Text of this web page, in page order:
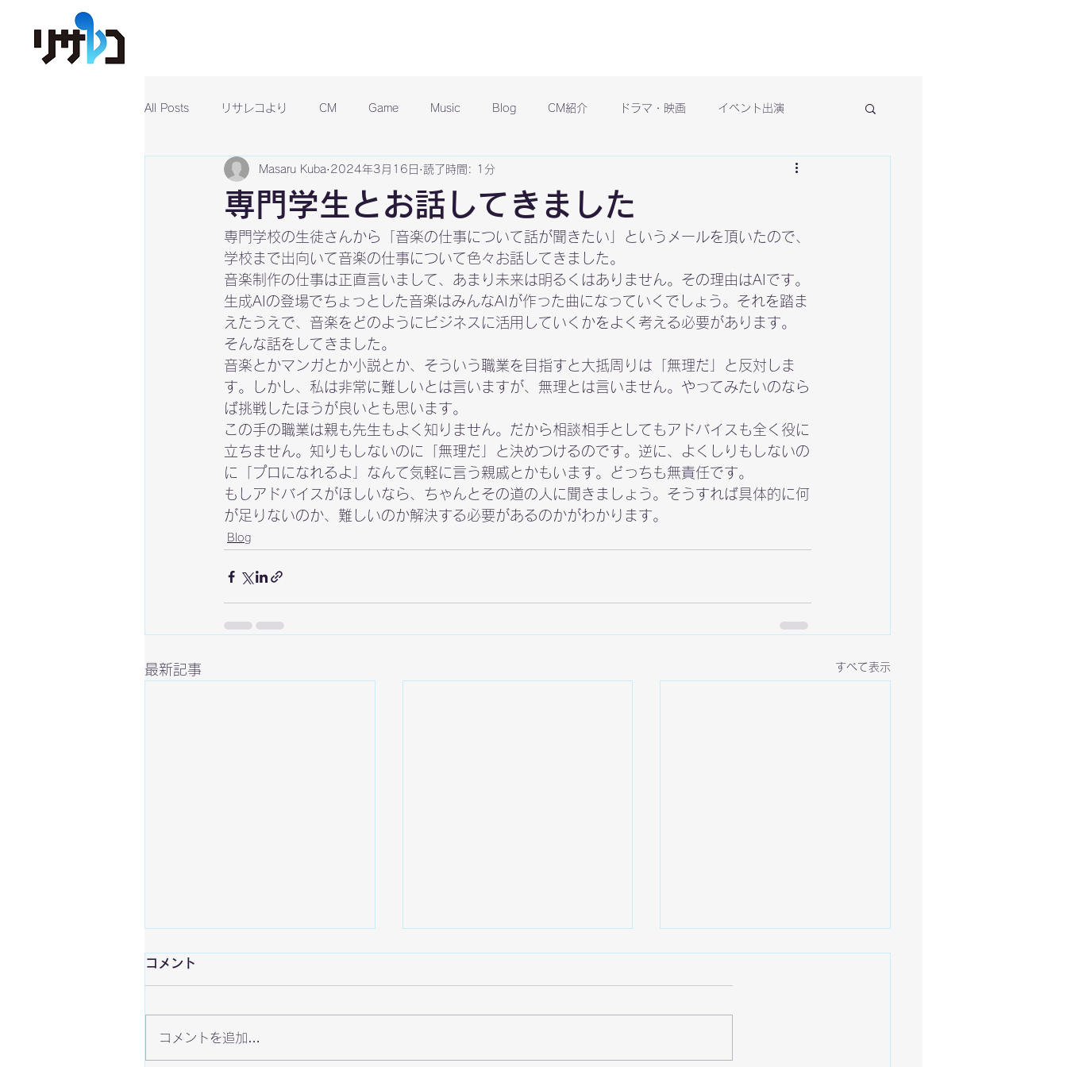
All Posts リサレコより CM Game Music Blog CM紹介 ドラマ・映画 イベント出演
専門学生とお話してきました
Masaru Kuba 2024年3月16日 読了時間: 1分
専門学校の生徒さんから「音楽の仕事について話が聞きたい」というメールを頂いたので、
学校まで出向いて音楽の仕事について色々お話してきました。
音楽制作の仕事は正直言いまして、あまり未来は明るくはありません。その理由はAIです。
生成AIの登場でちょっとした音楽はみんなAIが作った曲になっていくでしょう。それを踏ま
えたうえで、音楽をどのようにビジネスに活用していくかをよく考える必要があります。
そんな話をしてきました。
音楽とかマンガとか小説とか、そういう職業を目指すと大抵周りは「無理だ」と反対しま
す。しかし、私は非常に難しいとは言いますが、無理とは言いません。やってみたいのなら
ば挑戦したほうが良いとも思います。
この手の職業は親も先生もよく知りません。だから相談相手としてもアドバイスも全く役に
立ちません。知りもしないのに「無理だ」と決めつけるのです。逆に、よくしりもしないの
に「プロになれるよ」なんて気軽に言う親戚とかもいます。どっちも無責任です。
もしアドバイスがほしいなら、ちゃんとその道の人に聞きましょう。そうすれば具体的に何
が足りないのか、難しいのか解決する必要があるのかがわかります。
Blog
最新記事 すべて表示
コメント
コメントを追加…